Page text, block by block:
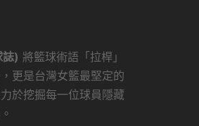
) 將籃球術語「拉桿」
更是台灣女籃最堅定的
於挖掘每一位球員隱藏